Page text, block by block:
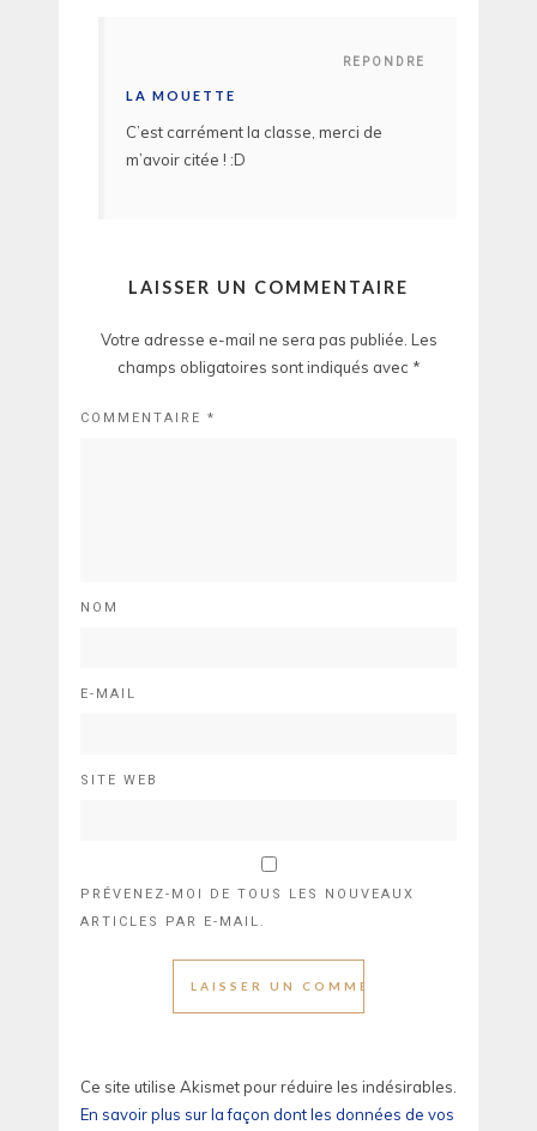
REPONDRE
LA MOUETTE
C’est carrément la classe, merci de
m’avoir citée ! :D
LAISSER UN COMMENTAIRE
Votre adresse e-mail ne sera pas publiée. Les
champs obligatoires sont indiqués avec *
COMMENTAIRE *
NOM
E-MAIL
SITE WEB
PRÉVENEZ-MOI DE TOUS LES NOUVEAUX
ARTICLES PAR E-MAIL.
Ce site utilise Akismet pour réduire les indésirables.
En savoir plus sur la façon dont les données de vos